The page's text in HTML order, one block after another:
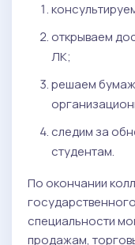
открываем
ЛК;
решаем
следим за
студентам.
По окончании
специальности
продажам,